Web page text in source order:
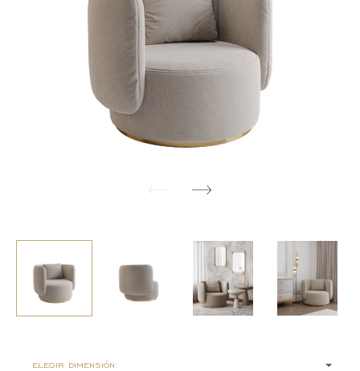
elegir dimensión: